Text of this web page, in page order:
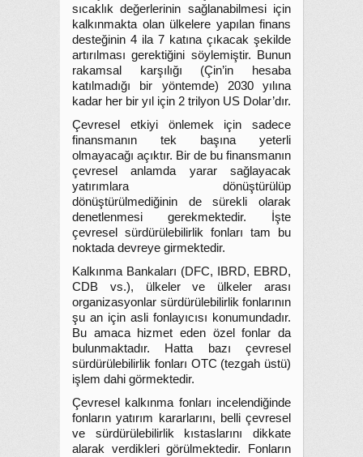
sıcaklık değerlerinin sağlanabilmesi için
kalkınmakta olan ülkelere yapılan finans
desteğinin 4 ila 7 katına çıkacak şekilde
artırılması gerektiğini söylemiştir. Bunun
rakamsal karşılığı (Çin’in hesaba
katılmadığı bir yöntemde) 2030 yılına
kadar her bir yıl için 2 trilyon US Dolar’dır.
Çevresel etkiyi önlemek için sadece
finansmanın tek başına yeterli
olmayacağı açıktır. Bir de bu finansmanın
çevresel anlamda yarar sağlayacak
yatırımlara dönüştürülüp
dönüştürülmediğinin de sürekli olarak
denetlenmesi gerekmektedir. İşte
çevresel sürdürülebilirlik fonları tam bu
noktada devreye girmektedir.
Kalkınma Bankaları (DFC, IBRD, EBRD,
CDB vs.), ülkeler ve ülkeler arası
organizasyonlar sürdürülebilirlik fonlarının
şu an için asli fonlayıcısı konumundadır.
Bu amaca hizmet eden özel fonlar da
bulunmaktadır. Hatta bazı çevresel
sürdürülebilirlik fonları OTC (tezgah üstü)
işlem dahi görmektedir.
Çevresel kalkınma fonları incelendiğinde
fonların yatırım kararlarını, belli çevresel
ve sürdürülebilirlik kıstaslarını dikkate
alarak verdikleri görülmektedir. Fonların